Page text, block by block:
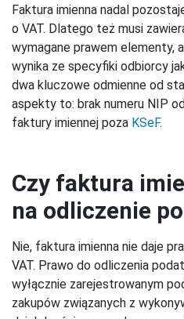
Faktura imienna nadal
o VAT. Dlatego też musi
wymagane prawem elementy,
wynika ze specyfiki odbiorcy
dwa kluczowe odmienne od
aspekty to: brak numeru NIP
faktury imiennej poza KSeF.
Czy faktura
na odliczenie
Nie, faktura imienna nie daje
VAT. Prawo do odliczenia
wyłącznie zarejestrowanym
zakupów związanych z